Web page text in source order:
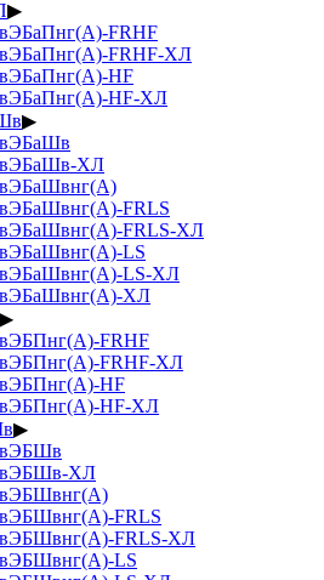
▶
FRHF
FRHF-ХЛ
HF
HF-ХЛ
▶
ХЛ
FRLS
FRLS-ХЛ
LS
LS-ХЛ
ХЛ
▶
FRHF
FRHF-ХЛ
HF
HF-ХЛ
▶
ХЛ
FRLS
FRLS-ХЛ
LS